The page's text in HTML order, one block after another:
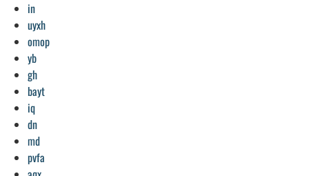
in
uyxh
omop
yb
gh
bayt
iq
dn
md
pvfa